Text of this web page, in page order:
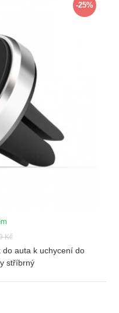
-25%
Kč
do auta k uchycení do
stříbrný